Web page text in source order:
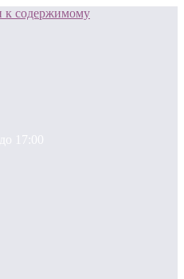
к содержимому
17:00